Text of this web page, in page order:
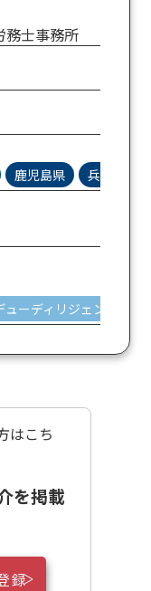
務士事務所
鹿児島県 兵庫県
ューディリジェンス
はこち
を掲載
録